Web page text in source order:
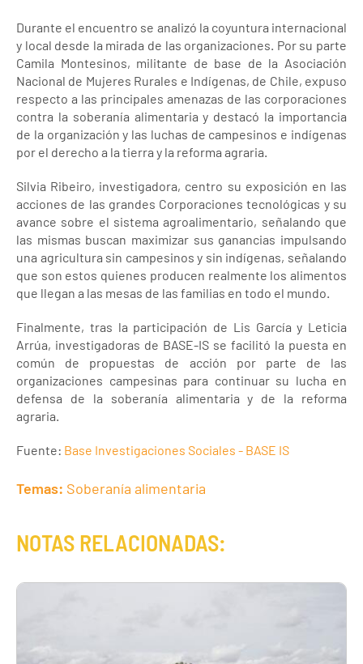
Durante el encuentro se analizó la coyuntura internacional
y local desde la mirada de las organizaciones. Por su parte
Camila Montesinos, militante de base de la Asociación
Nacional de Mujeres Rurales e Indígenas, de Chile, expuso
respecto a las principales amenazas de las corporaciones
contra la soberanía alimentaria y destacó la importancia
de la organización y las luchas de campesinos e indígenas
por el derecho a la tierra y la reforma agraria.
Silvia Ribeiro, investigadora, centro su exposición en las
acciones de las grandes Corporaciones tecnológicas y su
avance sobre el sistema agroalimentario, señalando que
las mismas buscan maximizar sus ganancias impulsando
una agricultura sin campesinos y sin indígenas, señalando
que son estos quienes producen realmente los alimentos
que llegan a las mesas de las familias en todo el mundo.
Finalmente, tras la participación de Lis García y Leticia
Arrúa, investigadoras de BASE-IS se facilitó la puesta en
común de propuestas de acción por parte de las
organizaciones campesinas para continuar su lucha en
defensa de la soberanía alimentaria y de la reforma
agraria.
Fuente: Base Investigaciones Sociales - BASE IS
Temas: Soberanía alimentaria
NOTAS RELACIONADAS: